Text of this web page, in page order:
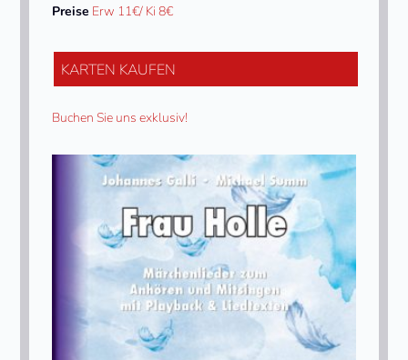
Preise Erw 11€/ Ki 8€
KARTEN KAUFEN
Buchen Sie uns exklusiv!